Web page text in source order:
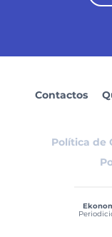
Contactos
Política de